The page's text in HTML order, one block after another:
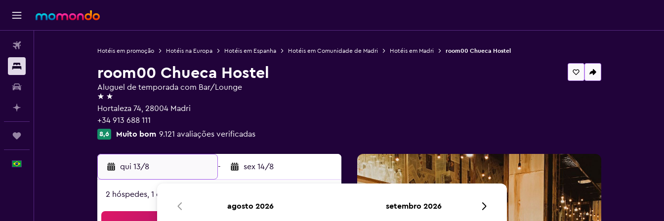
Hotéis em promoção Hotéis na Europa Hotéis em Espanha Hotéis em Comunidade de Madri Hotéis em Madri room00 Chueca Hostel
room00 Chueca Hostel
Aluguel de temporada com Bar/Lounge
2 estrelas
Hortaleza 74, 28004 Madri
+34 913 688 111
8,6 Muito bom 9.121 avaliações verificadas
qui 13/8 - sex 14/8
2 hóspedes, 1 quarto
agosto 2026 setembro 2026